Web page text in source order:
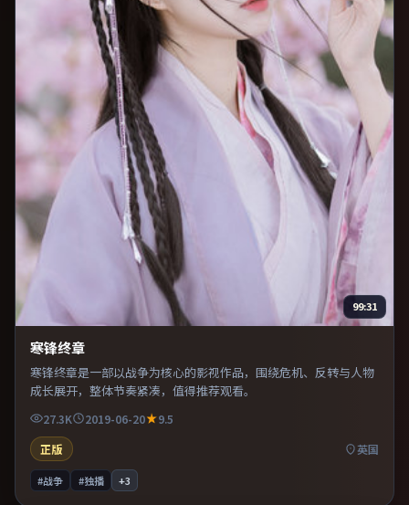
99:31
寒锋终章
寒锋终章是一部以战争为核心的影视作品，围绕危机、反转与人物
成长展开，整体节奏紧凑，值得推荐观看。
27.3K 2019-06-20
9.5
正版
英国
#战争 #独播 +3